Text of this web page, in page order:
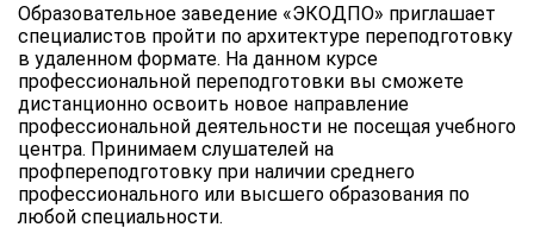
Образовательное заведение «ЭКОДПО» приглашает
специалистов пройти по архитектуре переподготовку
в удаленном формате. На данном курсе
профессиональной переподготовки вы сможете
дистанционно освоить новое направление
профессиональной деятельности не посещая учебного
центра. Принимаем слушателей на
профпереподготовку при наличии среднего
профессионального или высшего образования по
любой специальности.